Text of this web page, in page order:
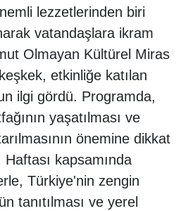
lezzetlerinden biri
vatandaşlara ikram
Olmayan Kültürel Miras
etkinliğe katılan
ilgi gördü. Programda,
yaşatılması ve
önemine dikkat
kapsamında
Türkiye'nin zengin
tanıtılması ve yerel